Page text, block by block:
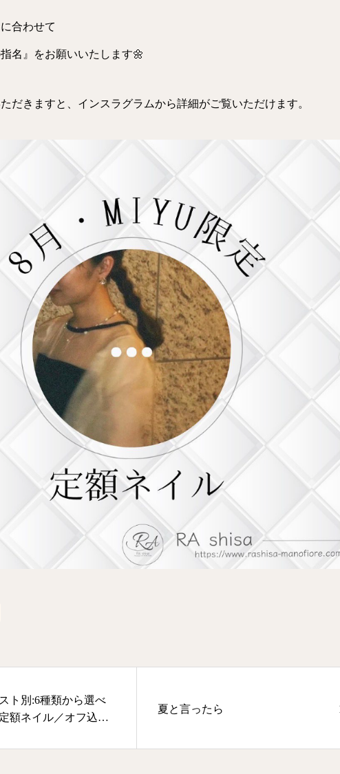
合わせて
指名』をお願いいたします🌼
だきますと、インスラグラムから詳細がご覧いただけます。
ト別:6種類から選べ
額ネイル／オフ込
夏と言ったら